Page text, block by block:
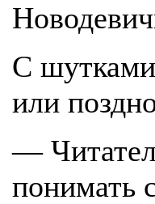
С шутками
или
—
понимать